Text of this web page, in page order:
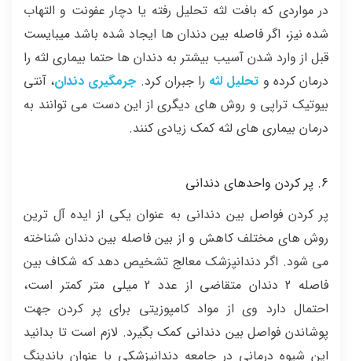
در مواردی که بافت لثه تحلیل رفته یا دچار عفونت و التهاب
شده نیز، اگر فاصله بین دندان ها ایجاد شده باشد میبایست
قبل از وارد شدن آسیب بیشتر به دندان ها حتما بیماری لثه را
درمان کرده و تحلیل لثه را جبران کرد. جرمگیری دندان، آنتی
بیوتیک تراپی و روش های دیگری از این دست می توانند به
درمان بیماری های لثه کمک زیادی کنند.
6. پر کردن واحدهای دندانی
پر کردن فواصل بین دندانی به عنوان یکی از ایده آل ترین
روش های مختلف کاهش و از بین فاصله بین دندان شناخته
می شود. اگر دندانپزشک معالج تشخیص دهد که شکاف بین
فاصله 2 دندان متقاضی از عدد 2 میلی متر کمتر است،
احتمال دارد وی از مواد کامپوزیتی برای پر کردن جهت
پوشاندن فواصل بین دندانی کمک بگیرد. لازم است تا بدانید
این شیوه درمانی در جامعه دندانپزشکی با عنوان باندینگ